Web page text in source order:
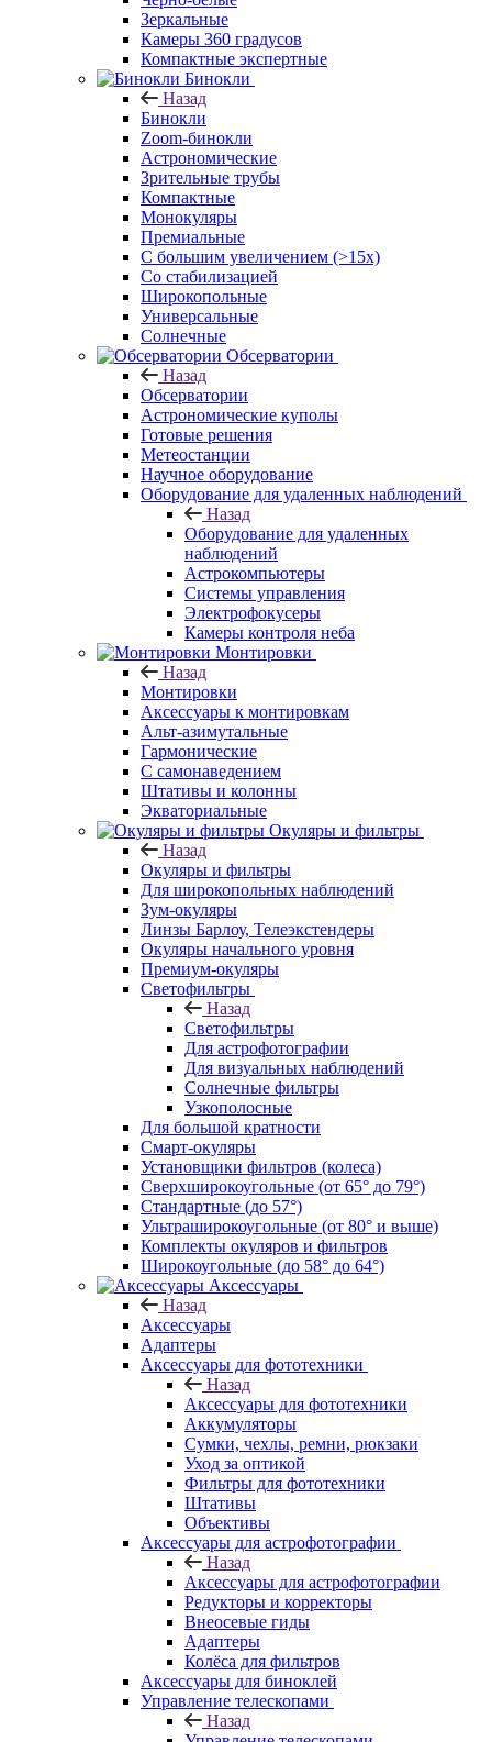
Зеркальные
Камеры 360 градусов
Компактные экспертные
Бинокли
Назад
Бинокли
Zoom-бинокли
Астрономические
Зрительные трубы
Компактные
Монокуляры
Премиальные
С большим увеличением (>15x)
Со стабилизацией
Широкопольные
Универсальные
Солнечные
Обсерватории
Назад
Обсерватории
Астрономические куполы
Готовые решения
Метеостанции
Научное оборудование
Оборудование для удаленных наблюдений
Назад
Оборудование для удаленных
наблюдений
Астрокомпьютеры
Системы управления
Электрофокусеры
Камеры контроля неба
Монтировки
Назад
Монтировки
Аксессуары к монтировкам
Альт-азимутальные
Гармонические
С самонаведением
Штативы и колонны
Экваториальные
Окуляры и фильтры
Назад
Окуляры и фильтры
Для широкопольных наблюдений
Зум-окуляры
Линзы Барлоу, Телеэкстендеры
Окуляры начального уровня
Премиум-окуляры
Светофильтры
Назад
Светофильтры
Для астрофотографии
Для визуальных наблюдений
Солнечные фильтры
Узкополосные
Для большой кратности
Смарт-окуляры
Установщики фильтров (колеса)
Сверхширокоугольные (от 65° до 79°)
Стандартные (до 57°)
Ультраширокоугольные (от 80° и выше)
Комплекты окуляров и фильтров
Широкоугольные (до 58° до 64°)
Аксессуары
Назад
Аксессуары
Адаптеры
Аксессуары для фототехники
Назад
Аксессуары для фототехники
Аккумуляторы
Сумки, чехлы, ремни, рюкзаки
Уход за оптикой
Фильтры для фототехники
Штативы
Объективы
Аксессуары для астрофотографии
Назад
Аксессуары для астрофотографии
Редукторы и корректоры
Внеосевые гиды
Адаптеры
Колёса для фильтров
Аксессуары для биноклей
Управление телескопами
Назад